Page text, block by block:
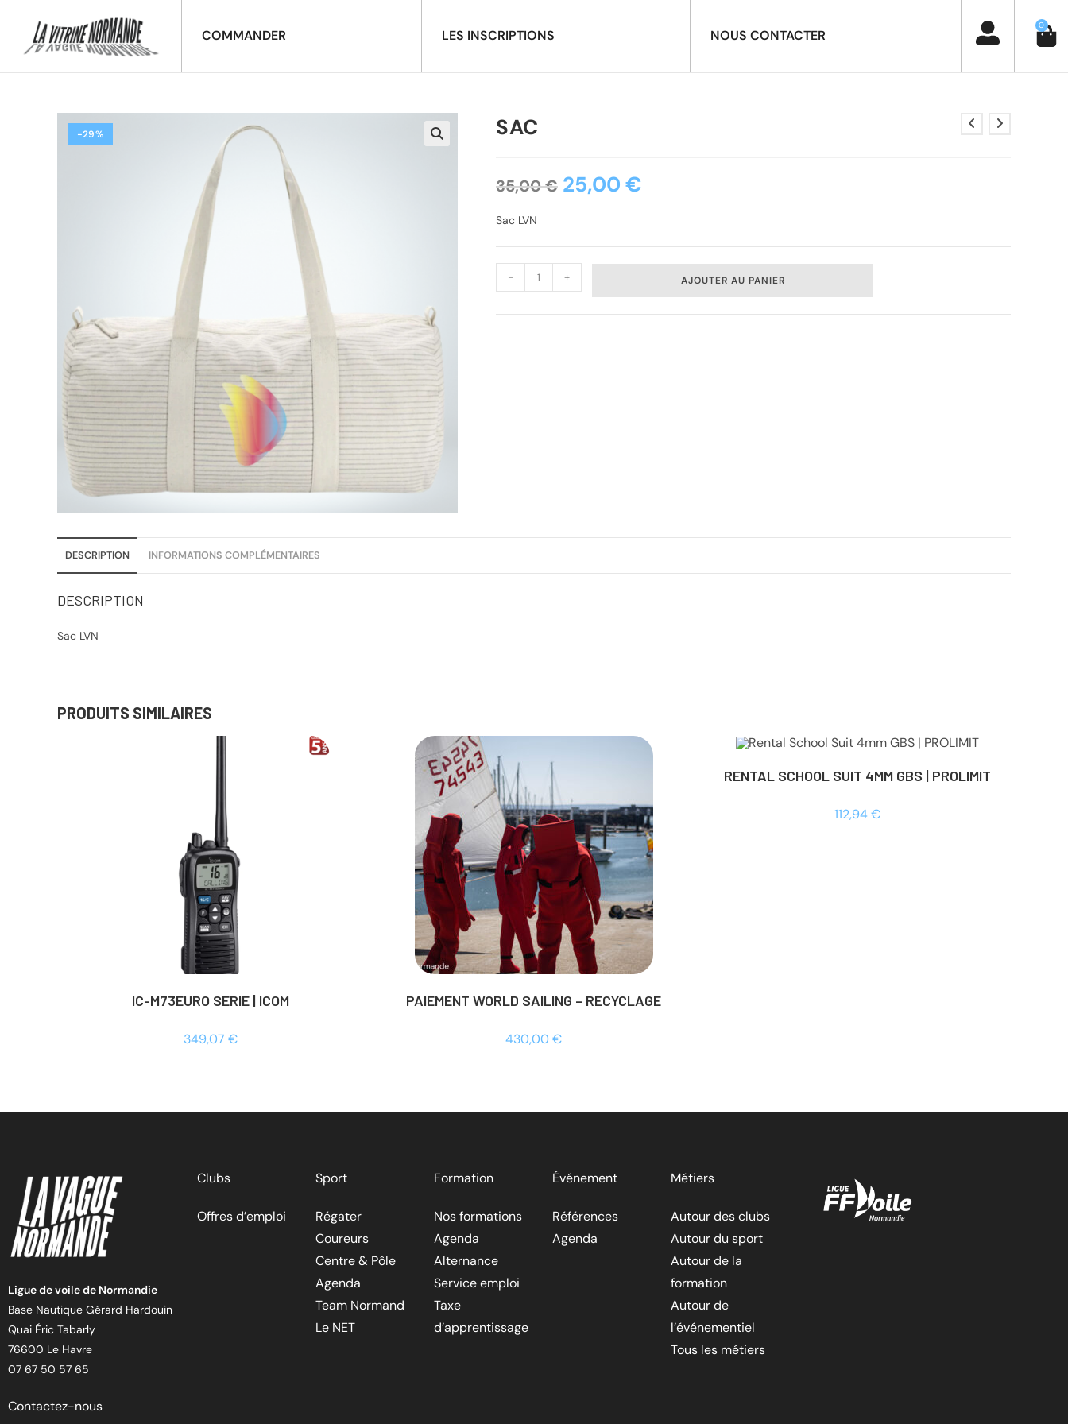
COMMANDER LES INSCRIPTIONS NOUS CONTACTER
0
-29% SAC
35,00€ 25,00 €
Sac LVN
- + AJOUTER AU PANIER
DESCRIPTION INFORMATIONS COMPLÉMENTAIRES
DESCRIPTION
Sac LVN
PRODUITS SIMILAIRES
IC-M73EURO SERIE | ICOM
349,07€
PAIEMENT WORLD SAILING – RECYCLAGE
430,00€
RENTAL SCHOOL SUIT 4MM GBS | PROLIMIT
112,94€
Ligue de voile de Normandie
Base Nautique Gérard Hardouin
Quai Éric Tabarly
76600 Le Havre
07 67 50 57 65
Contactez-nous
Clubs
Offres d’emploi
Sport
Régater
Coureurs
Centre & Pôle
Agenda
Team Normand
Le NET
Formation
Nos formations
Agenda
Alternance
Service emploi
Taxe
d’apprentissage
Événement
Références
Agenda
Métiers
Autour des clubs
Autour du sport
Autour de la
formation
Autour de
l’événementiel
Tous les métiers